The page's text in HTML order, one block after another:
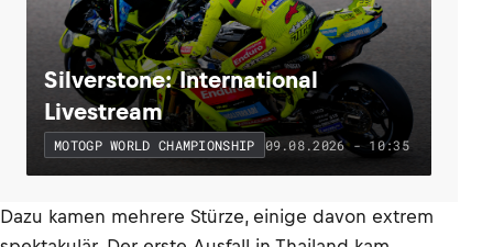
Silverstone: International
Livestream
MOTOGP WORLD CHAMPIONSHIP 09.08.2026 - 10:35
Dazu kamen mehrere Stürze, einige davon extrem